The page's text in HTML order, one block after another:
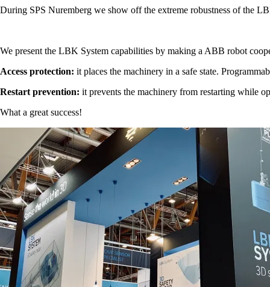
During SPS Nuremberg we show off the extreme robustness of the
We present the LBK System capabilities by making a ABB robot
Access protection: it places the machinery in a safe state.
Restart prevention: it prevents the machinery from restarting while
What a great success!